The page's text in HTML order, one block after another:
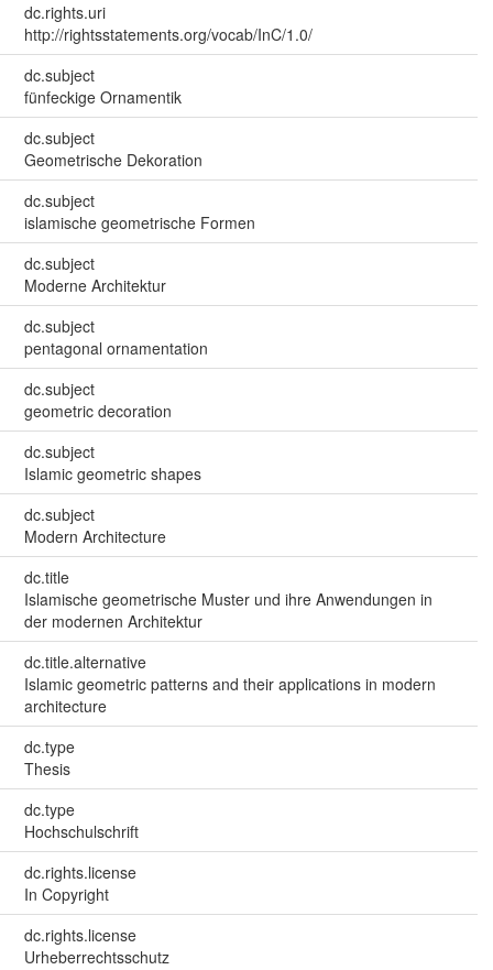
dc.rights.uri
http://rightsstatements.org/vocab/InC/1.0/
dc.subject
fünfeckige Ornamentik
dc.subject
Geometrische Dekoration
dc.subject
islamische geometrische Formen
dc.subject
Moderne Architektur
dc.subject
pentagonal ornamentation
dc.subject
geometric decoration
dc.subject
Islamic geometric shapes
dc.subject
Modern Architecture
dc.title
Islamische geometrische Muster und ihre Anwendungen in
der modernen Architektur
dc.title.alternative
Islamic geometric patterns and their applications in modern
architecture
dc.type
Thesis
dc.type
Hochschulschrift
dc.rights.license
In Copyright
dc.rights.license
Urheberrechtsschutz